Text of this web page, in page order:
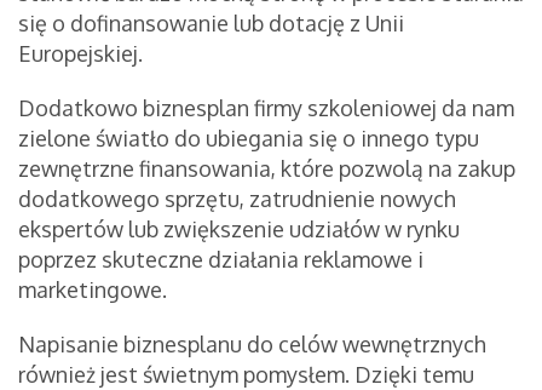
się o dofinansowanie lub dotację z Unii
Europejskiej.
Dodatkowo biznesplan firmy szkoleniowej da nam
zielone światło do ubiegania się o innego typu
zewnętrzne finansowania, które pozwolą na zakup
dodatkowego sprzętu, zatrudnienie nowych
ekspertów lub zwiększenie udziałów w rynku
poprzez skuteczne działania reklamowe i
marketingowe.
Napisanie biznesplanu do celów wewnętrznych
również jest świetnym pomysłem. Dzięki temu